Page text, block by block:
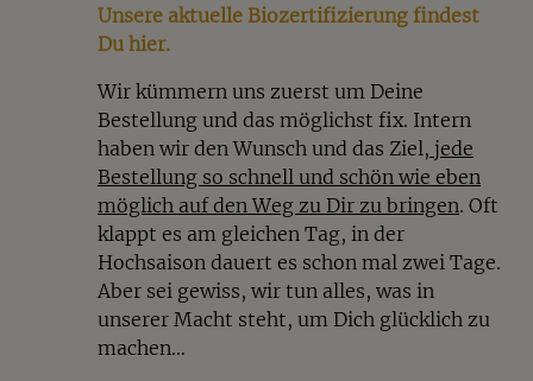
Unsere aktuelle Biozertifizierung findest
Du hier.
Wir kümmern uns zuerst um Deine
Bestellung und das möglichst fix. Intern
haben wir den Wunsch und das Ziel, jede
Bestellung so schnell und schön wie eben
möglich auf den Weg zu Dir zu bringen. Oft
klappt es am gleichen Tag, in der
Hochsaison dauert es schon mal zwei Tage.
Aber sei gewiss, wir tun alles, was in
unserer Macht steht, um Dich glücklich zu
machen…